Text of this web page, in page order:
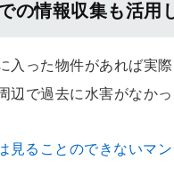
の情報収集も活用
入った物件があれば実
辺で過去に水害がなか
見ることのできないマ